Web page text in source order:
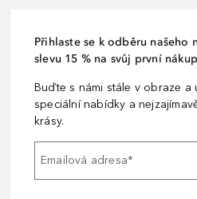
Přihlaste se k odběru našeho
slevu 15 % na svůj první
Buďte s námi stále v obraze a
speciální nabídky a
krásy.
Emailová adresa*